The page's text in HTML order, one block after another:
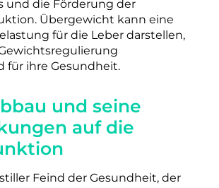
und die Förderung der
Übergewicht kann eine
für die Leber darstellen,
für ihre Gesundheit.
und seine
auf die
Feind der Gesundheit, der